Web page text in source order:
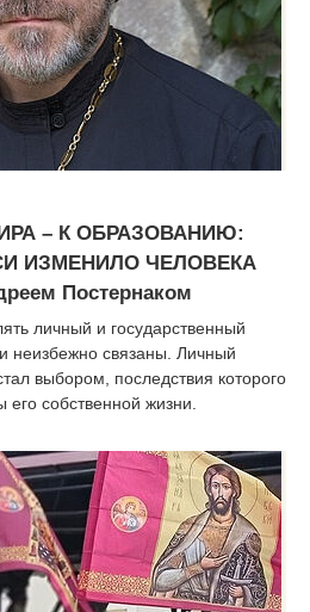
– К ОБРАЗОВАНИЮ:
ИЗМЕНИЛО ЧЕЛОВЕКА
Постернаком
личный и государственный
неизбежно связаны. Личный
выбором, последствия которого
собственной жизни.